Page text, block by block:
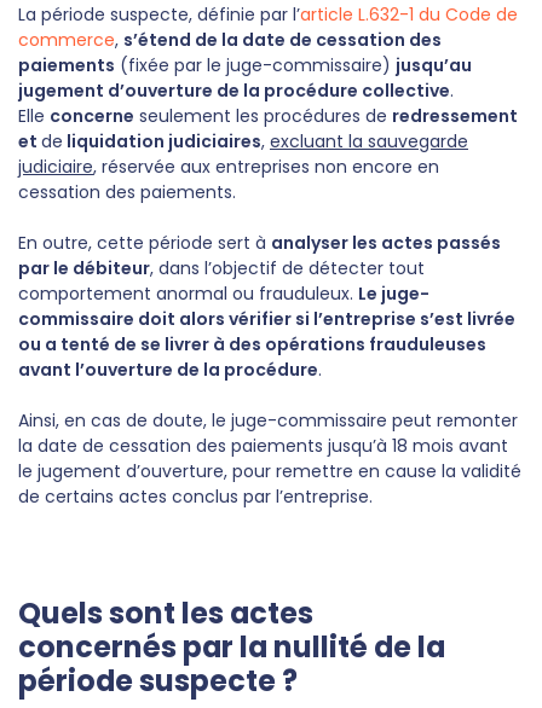
La période suspecte, définie par l’article L.632-1 du Code de
commerce, s’étend de la date de cessation des
paiements (fixée par le juge-commissaire) jusqu’au
jugement d’ouverture de la procédure collective.
Elle concerne seulement les procédures de redressement
et de liquidation judiciaires, excluant la sauvegarde
judiciaire, réservée aux entreprises non encore en
cessation des paiements.
En outre, cette période sert à analyser les actes passés
par le débiteur, dans l’objectif de détecter tout
comportement anormal ou frauduleux. Le juge-
commissaire doit alors vérifier si l’entreprise s’est livrée
ou a tenté de se livrer à des opérations frauduleuses
avant l’ouverture de la procédure.
Ainsi, en cas de doute, le juge-commissaire peut remonter
la date de cessation des paiements jusqu’à 18 mois avant
le jugement d’ouverture, pour remettre en cause la validité
de certains actes conclus par l’entreprise.
Quels sont les actes
concernés par la nullité de la
période suspecte ?